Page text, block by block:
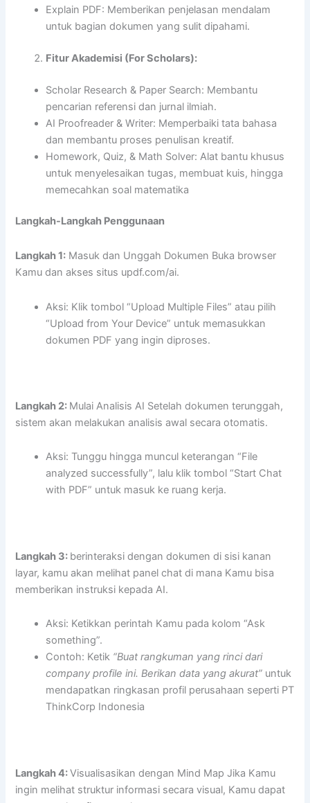
Explain PDF: Memberikan penjelasan mendalam
untuk bagian dokumen yang sulit dipahami.
Fitur Akademisi (For Scholars):
Scholar Research & Paper Search: Membantu
pencarian referensi dan jurnal ilmiah.
AI Proofreader & Writer: Memperbaiki tata bahasa
dan membantu proses penulisan kreatif.
Homework, Quiz, & Math Solver: Alat bantu khusus
untuk menyelesaikan tugas, membuat kuis, hingga
memecahkan soal matematika
Langkah-Langkah Penggunaan
Langkah 1: Masuk dan Unggah Dokumen Buka browser
Kamu dan akses situs updf.com/ai.
Aksi: Klik tombol “Upload Multiple Files” atau pilih
“Upload from Your Device” untuk memasukkan
dokumen PDF yang ingin diproses.
Langkah 2: Mulai Analisis AI Setelah dokumen terunggah,
sistem akan melakukan analisis awal secara otomatis.
Aksi: Tunggu hingga muncul keterangan “File
analyzed successfully”, lalu klik tombol “Start Chat
with PDF” untuk masuk ke ruang kerja.
Langkah 3: berinteraksi dengan dokumen di sisi kanan
layar, kamu akan melihat panel chat di mana Kamu bisa
memberikan instruksi kepada AI.
Aksi: Ketikkan perintah Kamu pada kolom “Ask
something”.
Contoh: Ketik “Buat rangkuman yang rinci dari
company profile ini. Berikan data yang akurat” untuk
mendapatkan ringkasan profil perusahaan seperti PT
ThinkCorp Indonesia
Langkah 4:Visualisasikan dengan Mind Map Jika Kamu
ingin melihat struktur informasi secara visual, Kamu dapat